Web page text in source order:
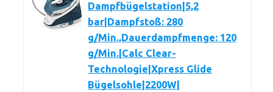
Dampfbügelstation|5,2
bar|Dampfstoß: 280
g/Min.,Dauerdampfmenge: 120
g/Min.|Calc Clear-
Technologie|Xpress Glide
Bügelsohle|2200W|